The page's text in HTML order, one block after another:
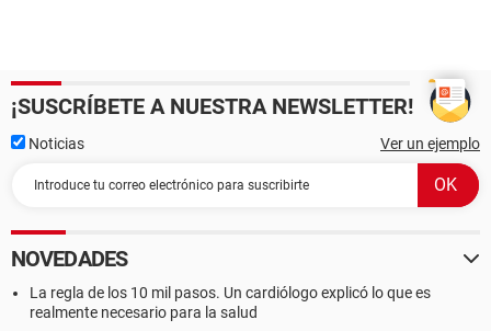
¡SUSCRÍBETE A NUESTRA NEWSLETTER!
Noticias Ver un ejemplo
NOVEDADES
La regla de los 10 mil pasos. Un cardiólogo explicó lo que es
realmente necesario para la salud